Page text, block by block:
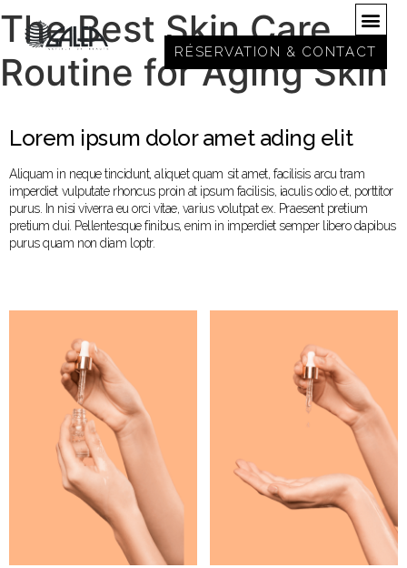
RÉSERVATION & CONTACT
The Best Skin Care
Routine for Aging Skin
Lorem ipsum dolor amet ading elit
Aliquam in neque tincidunt, aliquet quam sit amet, facilisis arcu tram
imperdiet vulputate rhoncus proin at ipsum facilisis, iaculis odio et, porttitor
purus. In nisi viverra eu orci vitae, varius volutpat ex. Praesent pretium
pretium dui. Pellentesque finibus, enim in imperdiet semper libero dapibus
purus quam non diam loptr.